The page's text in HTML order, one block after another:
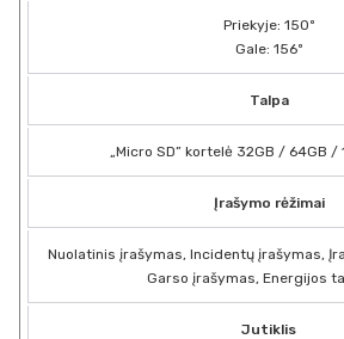
Priekyje: 150º
Gale: 156º
Talpa
„Micro SD” kortelė 32GB / 64GB /
Įrašymo rėžimai
Nuolatinis įrašymas, Incidentų įrašymas,
Garso įrašymas, Energijos
Jutiklis